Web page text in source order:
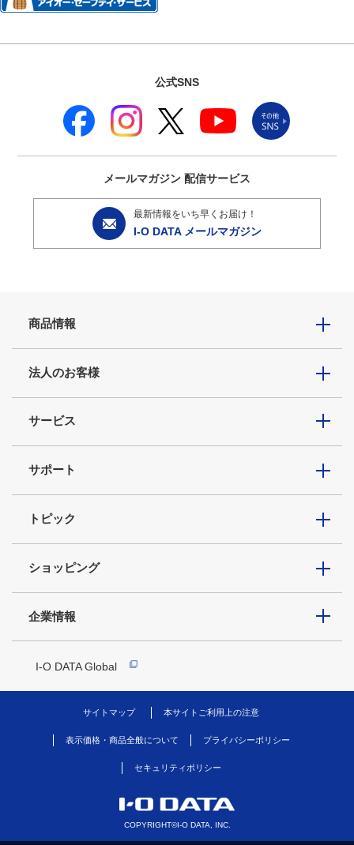
公式SNS
メールマガジン 配信サービス
最新情報をいち早くお届け！
I-O DATA メールマガジン
商品情報
法人のお客様
サービス
サポート
トピック
ショッピング
企業情報
I-O DATA Global
サイトマップ 本サイトご利用上の注意
表示価格・商品全般について プライバシーポリシー
セキュリティポリシー
COPYRIGHT©I-O DATA, INC.